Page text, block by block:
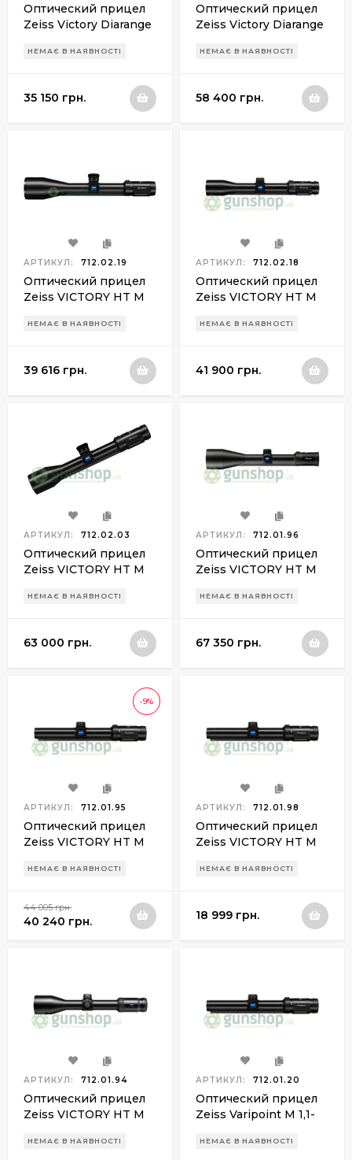
Оптический прицел
Zeiss Victory Diarange
New BDC ret.43
НЕМАЄ В НАЯВНОСТІ
35 150 грн.
Оптический прицел
Zeiss Victory Diarange
New BDC ret.66
НЕМАЄ В НАЯВНОСТІ
58 400 грн.
АРТИКУЛ: 712.02.19
Оптический прицел
Zeiss VICTORY HT M
ret.60
НЕМАЄ В НАЯВНОСТІ
39 616 грн.
АРТИКУЛ: 712.02.18
Оптический прицел
Zeiss VICTORY HT M
ret.60
НЕМАЄ В НАЯВНОСТІ
41 900 грн.
АРТИКУЛ: 712.02.03
Оптический прицел
Zeiss VICTORY HT M
ret.60
НЕМАЄ В НАЯВНОСТІ
63 000 грн.
АРТИКУЛ: 712.01.96
Оптический прицел
Zeiss VICTORY HT M
Z5)
НЕМАЄ В НАЯВНОСТІ
67 350 грн.
-9%
АРТИКУЛ: 712.01.95
Оптический прицел
Zeiss VICTORY HT M
НЕМАЄ В НАЯВНОСТІ
44 005 грн.
40 240 грн.
АРТИКУЛ: 712.01.98
Оптический прицел
Zeiss VICTORY HT M
НЕМАЄ В НАЯВНОСТІ
18 999 грн.
АРТИКУЛ: 712.01.94
Оптический прицел
Zeiss VICTORY HT M
Z5)
НЕМАЄ В НАЯВНОСТІ
АРТИКУЛ: 712.01.20
Оптический прицел
Zeiss Varipoint M 1,1-
НЕМАЄ В НАЯВНОСТІ